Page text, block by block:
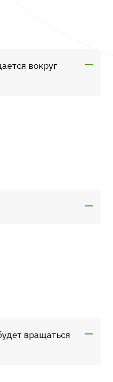
вокруг
вращаться